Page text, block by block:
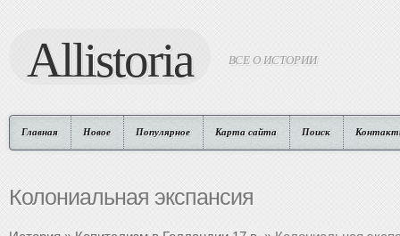
Allistoria ВСЕ О ИСТОРИИ
Главная Новое Популярное Карта сайта Поиск
Колониальная экспансия